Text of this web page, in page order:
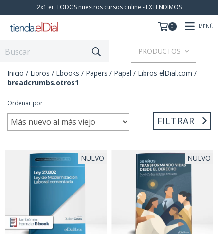
2x1 en TODOS nuestros cursos online - EXTENDIMOS
0 MENÚ
PRODUCTOS
Inicio / Libros / Ebooks / Papers / Papel / Libros elDial.com /
breadcrumbs.otros1
Ordenar por
FILTRAR
NUEVO NUEVO